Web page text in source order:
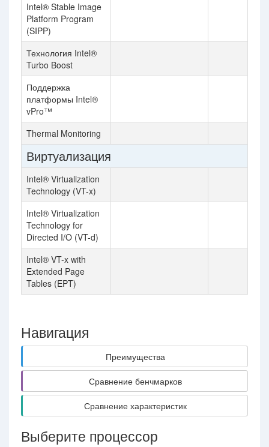
Intel® Stable Image
Platform Program
(SIPP)
Технология Intel®
Turbo Boost
Поддержка
платформы Intel®
vPro™
Thermal Monitoring
Виртуализация
Intel® Virtualization
Technology (VT-x)
Intel® Virtualization
Technology for
Directed I/O (VT-d)
Intel® VT-x with
Extended Page
Tables (EPT)
Навигация
Преимущества
Сравнение бенчмарков
Сравнение характеристик
Выберите процессор